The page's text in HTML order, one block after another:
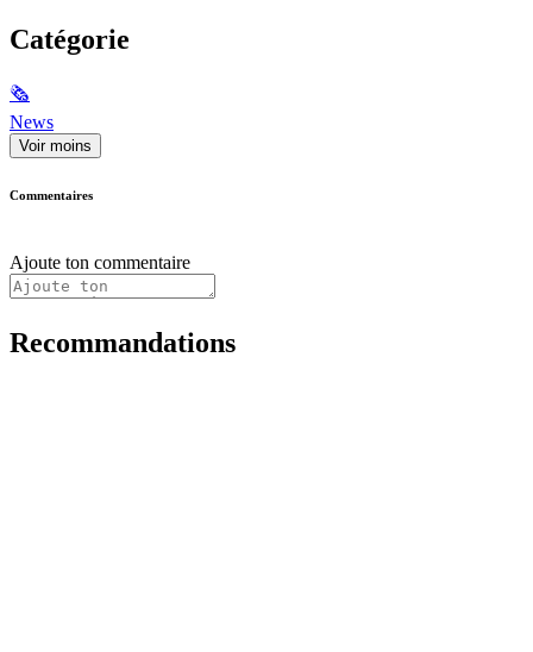
Catégorie
🗞
News
Voir moins
Commentaires
Ajoute ton commentaire
Recommandations